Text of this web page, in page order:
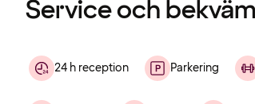
Service och
24 h reception Parkering